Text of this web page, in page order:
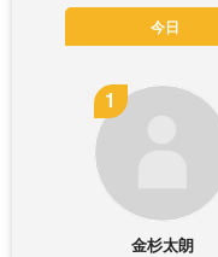
今日
金杉太朗